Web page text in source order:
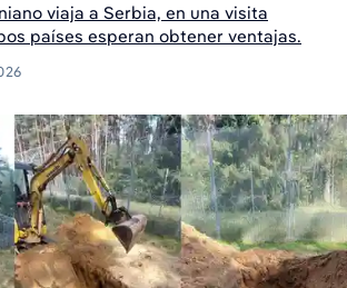
viaja a Serbia, en una visita
países esperan obtener ventajas.